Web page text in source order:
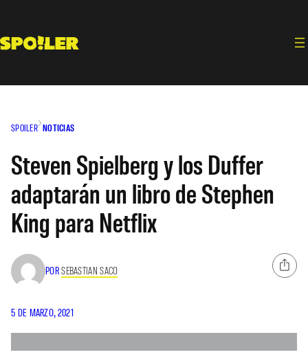
contenido
SPOILER NOTICIAS
Steven Spielberg y los Duffer
adaptarán un libro de Stephen
King para Netflix
PORSEBASTIAN SACO
5 DE MARZO, 2021